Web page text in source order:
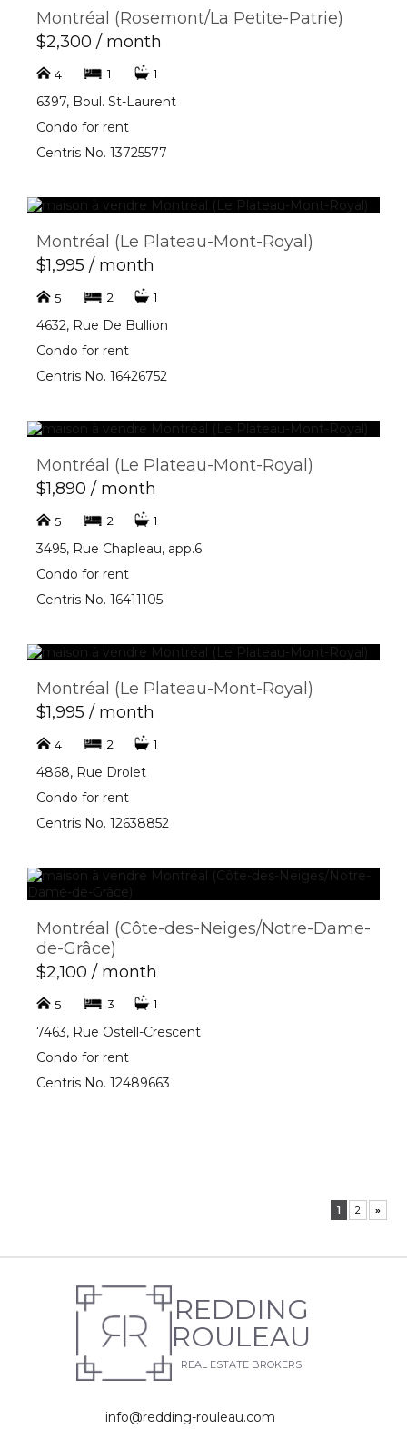
Montréal (Rosemont/La Petite-Patrie)
$2,300 / month
4 1 1
6397, Boul. St-Laurent
Condo for rent
Centris No. 13725577
Montréal (Le Plateau-Mont-Royal)
$1,995 / month
5 2 1
4632, Rue De Bullion
Condo for rent
Centris No. 16426752
Montréal (Le Plateau-Mont-Royal)
$1,890 / month
5 2 1
3495, Rue Chapleau, app.6
Condo for rent
Centris No. 16411105
Montréal (Le Plateau-Mont-Royal)
$1,995 / month
4 2 1
4868, Rue Drolet
Condo for rent
Centris No. 12638852
Montréal (Côte-des-Neiges/Notre-Dame-
de-Grâce)
$2,100 / month
5 3 1
7463, Rue Ostell-Crescent
Condo for rent
Centris No. 12489663
1 2 »
REDDING
ROULEAU
REAL ESTATE BROKERS
info@redding-rouleau.com